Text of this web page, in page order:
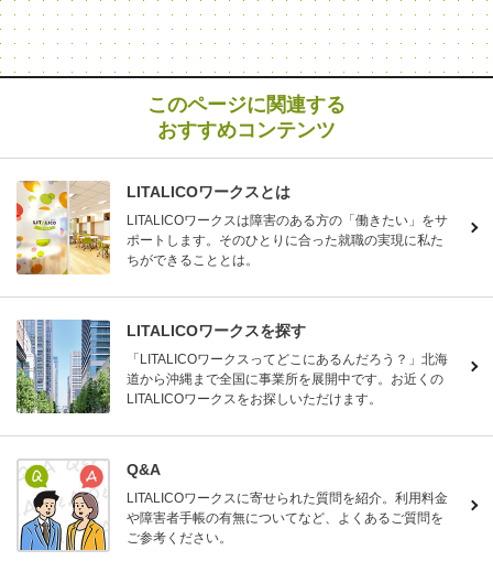
このページに関連する
おすすめコンテンツ
LITALICOワークスとは
LITALICOワークスは障害のある方の「働きたい」をサ
ポートします。そのひとりに合った就職の実現に私た
ちができることとは。
LITALICOワークスを探す
「LITALICOワークスってどこにあるんだろう？」北海
道から沖縄まで全国に事業所を展開中です。お近くの
LITALICOワークスをお探しいただけます。
Q&A
LITALICOワークスに寄せられた質問を紹介。利用料金
や障害者手帳の有無についてなど、よくあるご質問を
ご参考ください。